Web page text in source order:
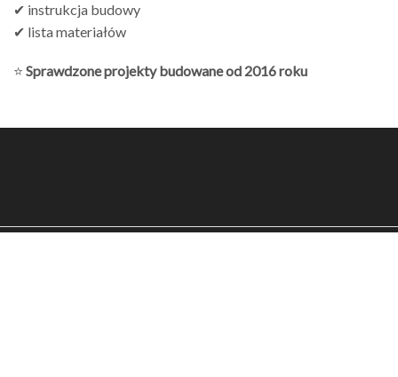
✔ instrukcja budowy
✔ lista materiałów
⭐ Sprawdzone projekty budowane od 2016 roku